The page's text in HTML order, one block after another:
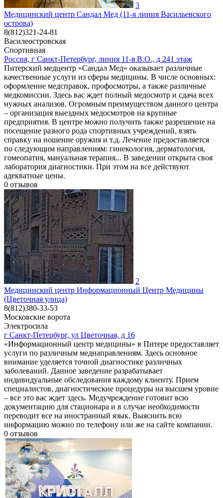
3
Медицинский центр Сандал Мед (11-я линия Васильевского
острова)
8(812)321-24-81
Василеостровская
Спортивная
Россия, г Санкт-Петербург, линия 11-я В.О., д 241 этаж
Питерский медцентр «Сандал Мед» оказывает различные
качественные услуги из сферы медицины. В числе основных:
оформление медсправок, профосмотры, а также различные
медкомиссии. Здесь вас ждет полный медосмотр и сдача всех
нужных анализов. Огромным преимуществом данного центра
– организация выездных медосмотров на крупные
предприятия. В центре можно получить также разрешение на
посещение разного рода спортивных учреждений, взять
справку на ношение оружия и т.д. Лечение предоставляется
по следующим направлениям: гинекология, дерматология,
гомеопатия, мануальная терапия... В заведении открыта своя
лаборатория диагностики. При этом на все действуют
адекватные цены.
0 отзывов
2
Медицинский центр Информационный Центр Медицины
(Цветочная улица)
8(812)380-33-53
Московские ворота
Электросила
г Санкт-Петербург, ул Цветочная, д 16
«Информационный центр медицины» в Питере предоставляет
услуги по различным меднаправлениям. Здесь основное
внимание уделяется точной диагностике различных
заболеваний. Данное заведение разрабатывает
индивидуальные обследования каждому клиенту. Прием
специалистов, диагностические процедуры на высшем уровне
– все это вас ждет здесь. Медучреждение готовит всю
документацию для стационара и в случае необходимости
переводит все на иностранный язык. Выяснить всю
информацию можно по телефону или же на сайте компании.
0 отзывов